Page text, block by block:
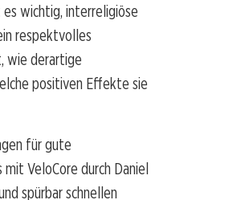
wichtig, interreligiöse
respektvolles
wie derartige
positiven Effekte sie
für gute
VeloCore durch Daniel
spürbar schnellen